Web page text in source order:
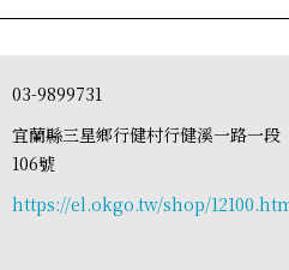
03-9899731
宜蘭縣三星鄉行健村行健溪一路一段
106號
https://el.okgo.tw/shop/